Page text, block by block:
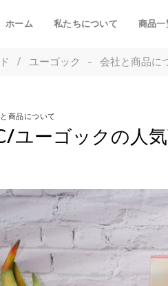
ホーム 私たちについて 商品一
/ ユーゴック - 会社と商品に
商品について
ユーゴックの人